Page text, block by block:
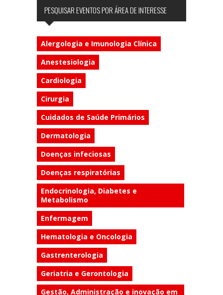
PESQUISAR EVENTOS POR ÁREA DE INTERESSE
Alergologia e Imunologia Clínica
Anestesiologia
Cardiologia
Cirurgia
Cuidados de Saúde Primários
Dermatologia
Doenças infeciosas
Doenças respiratórias
Endocrinologia, Diabetes e
Metabolismo
Enfermagem
Hematologia e Oncologia
Gastrenterologia
Geriatria e Gerontologia
Gestão, Administração e inovação em